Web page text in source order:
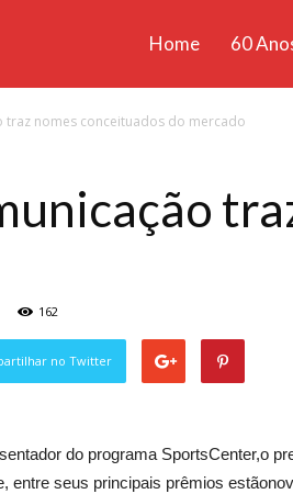
Home 60
traz nomes conceituados do mercado
162
no Twitter
do programa SportsCenter,o
entre seus principais prêmios